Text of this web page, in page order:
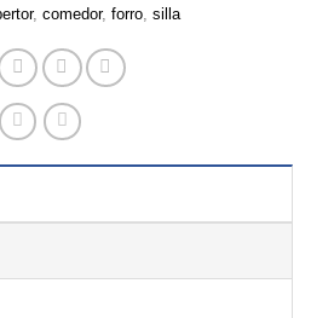
, comedor, forro, silla